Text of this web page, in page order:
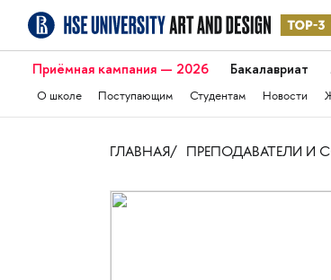
Приёмная кампания — 2026 Бакалавриат
О школе Поступающим Студентам Новости
ГЛАВНАЯ ПРЕПОДАВАТЕЛИ И